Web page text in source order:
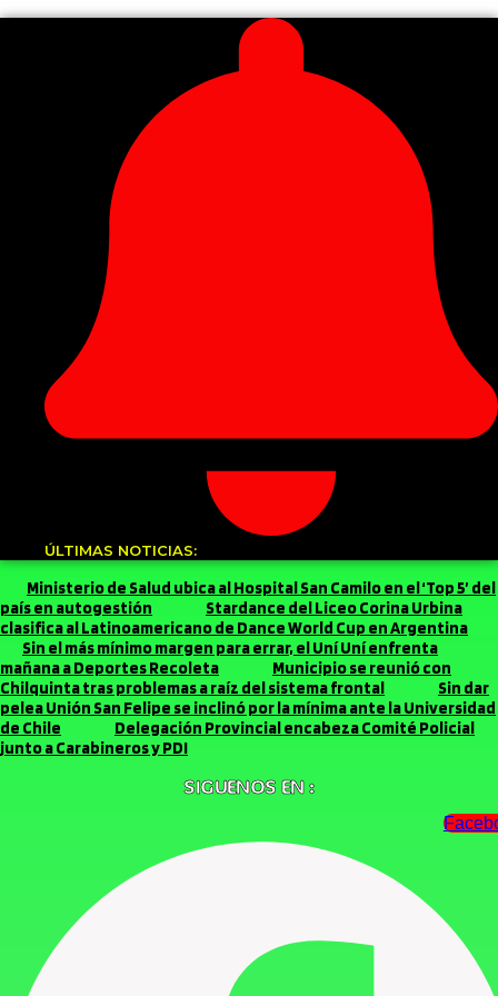
ÚLTIMAS NOTICIAS:
Ministerio de Salud ubica al Hospital San Camilo en el ‘Top 5’ del
país en autogestión
Stardance del Liceo Corina Urbina
clasifica al Latinoamericano de Dance World Cup en Argentina
Sin el más mínimo margen para errar, el Uní Uní enfrenta
mañana a Deportes Recoleta
Municipio se reunió con
Chilquinta tras problemas a raíz del sistema frontal
Sin dar
pelea Unión San Felipe se inclinó por la mínima ante la Universidad
de Chile
Delegación Provincial encabeza Comité Policial
junto a Carabineros y PDI
SIGUENOS EN :